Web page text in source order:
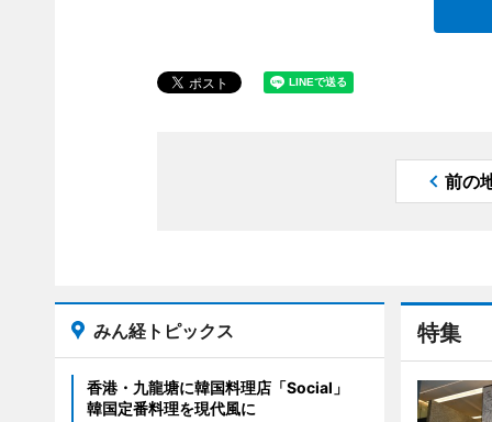
前の
特集
みん経トピックス
香港・九龍塘に韓国料理店「Social」
韓国定番料理を現代風に